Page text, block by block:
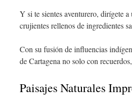
Y si te sientes aventurero, dirígete a
crujientes rellenos de ingredientes
Con su fusión de influencias
de Cartagena no solo con
Paisajes Naturales